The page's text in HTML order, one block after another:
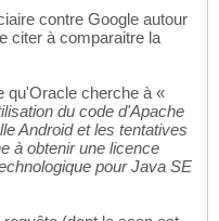
contre Google autour
citer à comparaitre la
qu'Oracle cherche à «
du code d'Apache
Android et les tentatives
à obtenir une licence
pour Java SE